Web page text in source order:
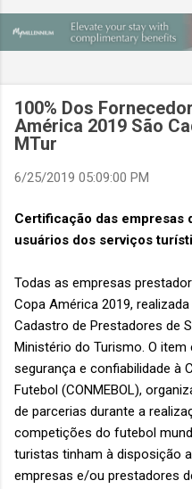
“Baggage IT Insights” de
desse importante estudo de
custa ao setor US$ 6,3
extraviada acarreta um custo
lucro líquido médio de
cinco anulam o lucro de um
100% Dos
América 2019 São
MTur
6/25/2019 05:09:00 PM
Certificação das empresas
usuários dos serviços
Todas as empresas
Copa América 2019,
Cadastro de Prestadores de
Ministério do Turismo. O
segurança e confiabilidade à
Futebol (CONMEBOL),
de parcerias durante a
competições do futebol
turistas tinham à disposição
empresas e/ou prestadores